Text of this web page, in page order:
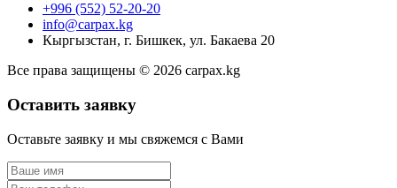
+996 (552) 52-20-20
info@carpax.kg
Кыргызстан, г. Бишкек, ул. Бакаева 20
Все права защищены © 2026 carpax.kg
Оставить заявку
Оставьте заявку и мы свяжемся с Вами